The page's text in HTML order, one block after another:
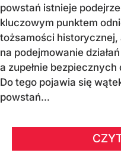
powstań istnieje
kluczowym punktem
tożsamości
na podejmowanie
a zupełnie
Do tego pojawia się
powstań...